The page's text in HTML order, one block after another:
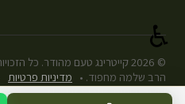
©
2026קייטרינג טעם מהודר. כל
הרב שלמה מחפוד. • מדיניות פרטיות
עיצוב ופיתוח: Next.js Static.
♿